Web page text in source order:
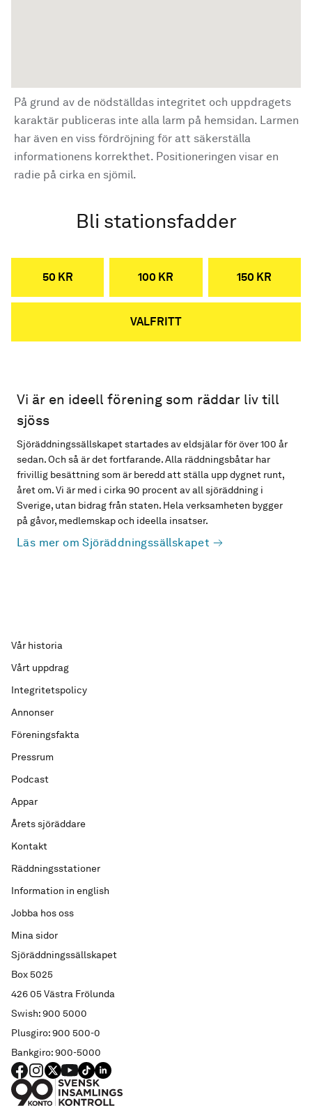
På grund av de nödställdas integritet och uppdragets
karaktär publiceras inte alla larm på hemsidan. Larmen
har även en viss fördröjning för att säkerställa
informationens korrekthet. Positioneringen visar en
radie på cirka en sjömil.
Bli stationsfadder
50 KR 100 KR 150 KR
VALFRITT
Vi är en ideell förening som räddar liv till
sjöss
Sjöräddningssällskapet startades av eldsjälar för över 100 år
sedan. Och så är det fortfarande. Alla räddningsbåtar har
frivillig besättning som är beredd att ställa upp dygnet runt,
året om. Vi är med i cirka 90 procent av all sjöräddning i
Sverige, utan bidrag från staten. Hela verksamheten bygger
på gåvor, medlemskap och ideella insatser.
Läs mer om Sjöräddningssällskapet
Sjöräddningssällskapet
Box 5025
426 05 Västra Frölunda
Swish: 900 5000
Plusgiro: 900 500-0
Bankgiro: 900-5000
Vår historia
Vårt uppdrag
Integritetspolicy
Annonser
Föreningsfakta
Pressrum
Podcast
Appar
Årets sjöräddare
Kontakt
Räddningsstationer
Information in english
Jobba hos oss
Mina sidor
FACEBOOK
Instagram
X YouTube
TIKTOKLINKED IN